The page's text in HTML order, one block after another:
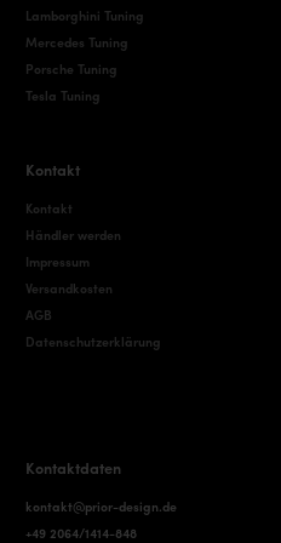
Lamborghini Tuning
Mercedes Tuning
Porsche Tuning
Tesla Tuning
Kontakt
Kontakt
Händler werden
Impressum
Versandkosten
AGB
Datenschutzerklärung
Kontaktdaten
kontakt@prior-design.de
+49 2064/1414-848